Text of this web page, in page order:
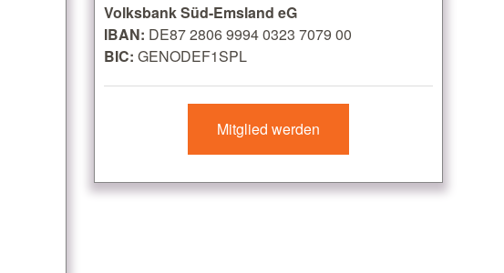
Volksbank Süd-Emsland eG
IBAN: DE87 2806 9994 0323 7079 00
BIC: GENODEF1SPL
Mitglied werden